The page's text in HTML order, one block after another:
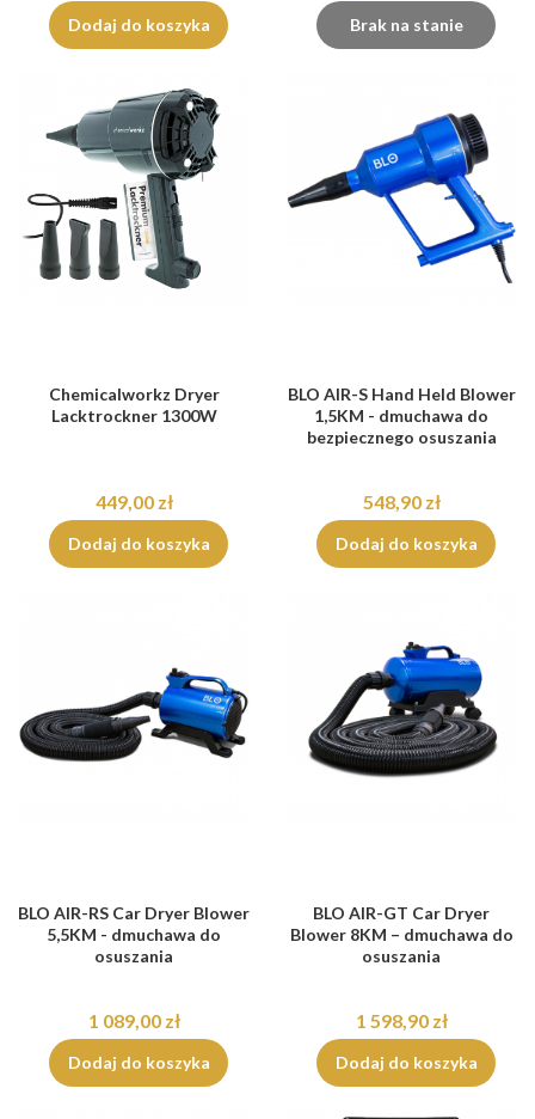
Dodaj do koszyka
Brak na stanie
Chemicalworkz Dryer
Lacktrockner 1300W
449,00 zł
Dodaj do koszyka
BLO AIR-S Hand Held Blower
1,5KM - dmuchawa do
bezpiecznego osuszania
548,90 zł
Dodaj do koszyka
BLO AIR-RS Car Dryer Blower
5,5KM - dmuchawa do
osuszania
1 089,00 zł
Dodaj do koszyka
BLO AIR-GT Car Dryer
Blower 8KM – dmuchawa do
osuszania
1 598,90 zł
Dodaj do koszyka